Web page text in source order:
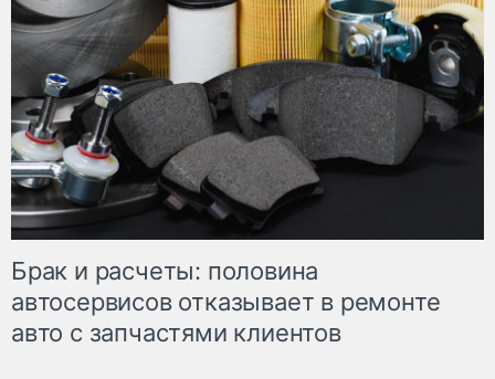
Брак и расчеты: половина
автосервисов отказывает в ремонте
авто с запчастями клиентов